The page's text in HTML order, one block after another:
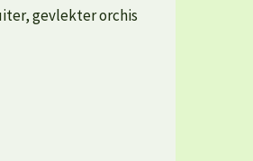
gevlekter orchis